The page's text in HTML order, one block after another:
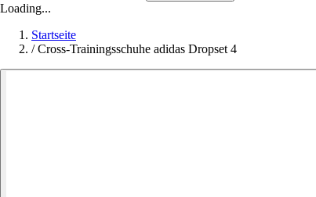
Loading...
Startseite
/ Cross-Trainingsschuhe adidas Dropset 4